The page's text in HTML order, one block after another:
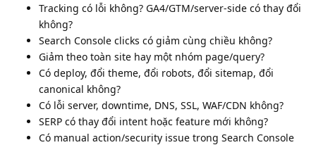
Tracking có lỗi không? GA4/GTM/server-side có thay đổi
không?
Search Console clicks có giảm cùng chiều không?
Giảm theo toàn site hay một nhóm page/query?
Có deploy, đổi theme, đổi robots, đổi sitemap, đổi
canonical không?
Có lỗi server, downtime, DNS, SSL, WAF/CDN không?
SERP có thay đổi intent hoặc feature mới không?
Có manual action/security issue trong Search Console